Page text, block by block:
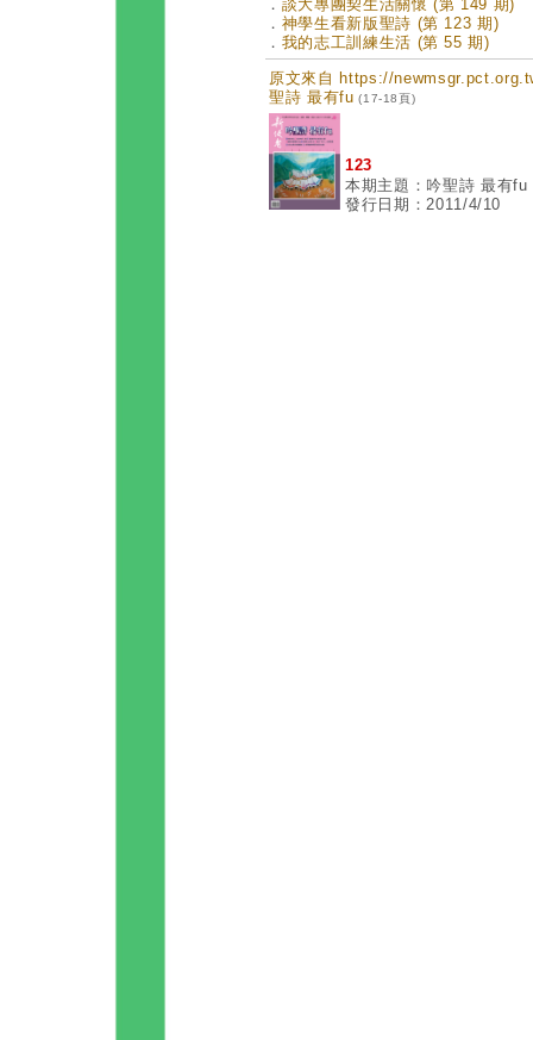
． 談大專團契生活關懷 (第 149 期)
． 神學生看新版聖詩 (第 123 期)
． 我的志工訓練生活 (第 55 期)
原文來自 https://
聖詩 最有fu (17-18頁)
123
本期主題：吟聖詩 最有fu
發行日期：2011/4/10